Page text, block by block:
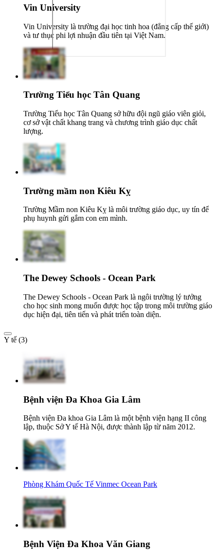
Vin University
Vin University là trường đại học tinh hoa (đẳng cấp thế giới)
và tư thục phi lợi nhuận đầu tiên tại Việt Nam.
Trường Tiểu học Tân Quang
Trường Tiểu học Tân Quang sở hữu đội ngũ giáo viên giỏi,
cơ sở vật chất khang trang và chương trình giáo dục chất
lượng.
Trường mầm non Kiêu Kỵ
Trường Mầm non Kiêu Kỵ là môi trường giáo dục, uy tín để
phụ huynh gửi gắm con em mình.
The Dewey Schools - Ocean Park
The Dewey Schools - Ocean Park là ngôi trường lý tưởng
cho học sinh mong muốn được học tập trong môi trường giáo
dục hiện đại, tiên tiến và phát triển toàn diện.
Y tế (3)
Bệnh viện Đa Khoa Gia Lâm
Bệnh viện Đa khoa Gia Lâm là một bệnh viện hạng II công
lập, thuộc Sở Y tế Hà Nội, được thành lập từ năm 2012.
Phòng Khám Quốc Tế Vinmec Ocean Park
Bệnh Viện Đa Khoa Văn Giang